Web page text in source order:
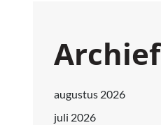
Archief
augustus 2026
juli 2026